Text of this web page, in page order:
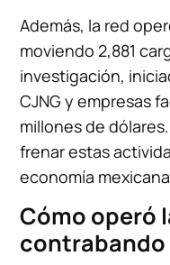
Además, la red
moviendo 2,881
investigación,
CJNG y empresas
millones de
frenar estas
economía
Cómo operó
contrabando